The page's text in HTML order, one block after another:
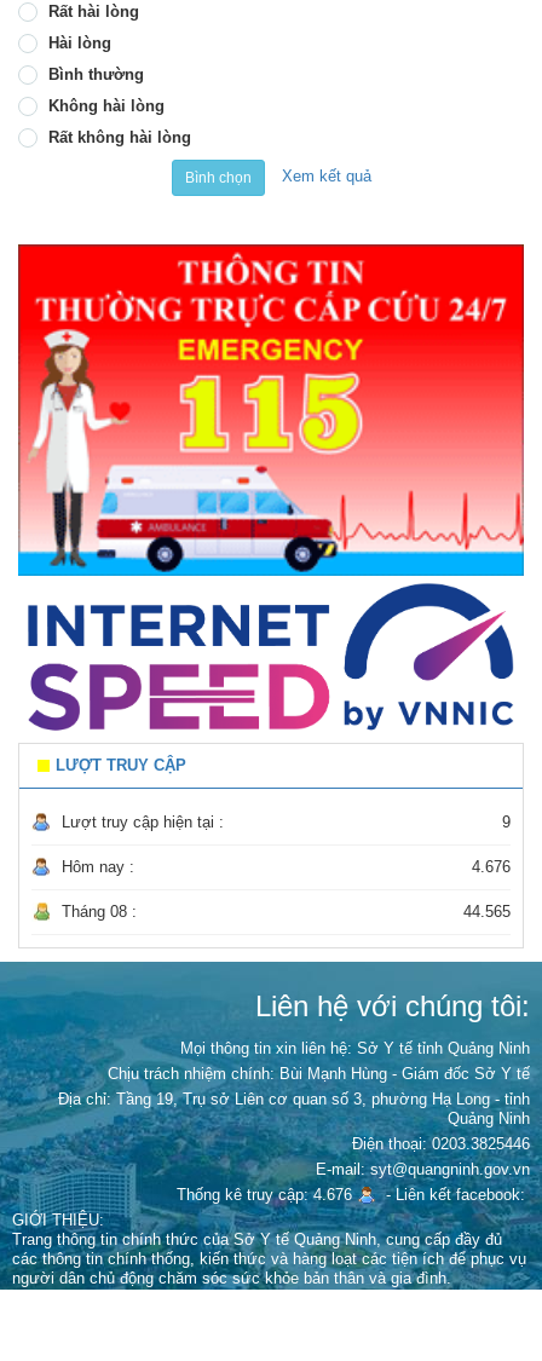
Rất hài lòng
Hài lòng
Bình thường
Không hài lòng
Rất không hài lòng
Bình chọn Xem kết quả
LƯỢT TRUY CẬP
Lượt truy cập hiện tại : 9
Hôm nay : 4.676
Tháng 08 : 44.565
Liên hệ với chúng tôi:
Mọi thông tin xin liên hệ: Sở Y tế tỉnh Quảng Ninh
Chịu trách nhiệm chính: Bùi Mạnh Hùng - Giám đốc Sở Y tế
Địa chỉ: Tầng 19, Trụ sở Liên cơ quan số 3, phường Hạ Long - tỉnh
Quảng Ninh
Điện thoại: 0203.3825446
E-mail: syt@quangninh.gov.vn
Thống kê truy cập: 4.676
-Liên kết facebook:
GIỚI THIỆU:
Trang thông tin chính thức của Sở Y tế Quảng Ninh, cung cấp đầy đủ
các thông tin chính thống, kiến thức và hàng loạt các tiện ích để phục vụ
người dân chủ động chăm sóc sức khỏe bản thân và gia đình.